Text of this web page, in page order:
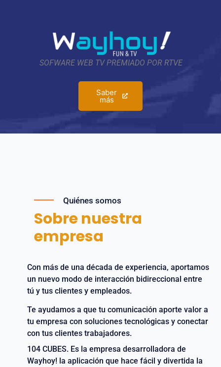
SOFWARE WEB TV PREMIADO POR RTVE
Saber
más
Quiénes somos
Sobre nuestra
empresa
Con más de una década de experiencia, aportamos
un nuevo modo de interacción bidireccional entre
tú y tus clientes y empleados.
Te ayudamos a que tu comunicación aporte valor a
tu empresa con soluciones tecnológicas y conectar
con tus clientes trabajadores.
104 CUBES. Es la empresa desarrolladora de
Wayhoy! la aplicación que hace fácil y divertida la